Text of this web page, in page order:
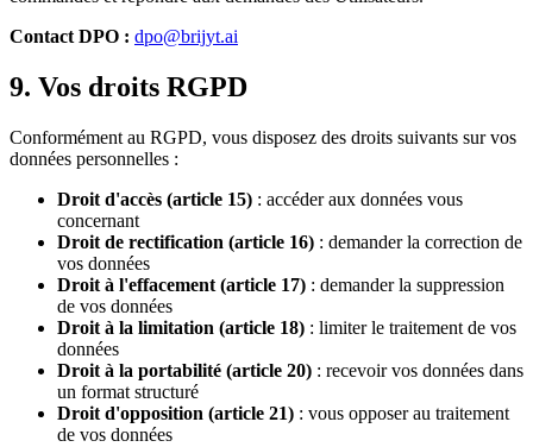
Contact DPO : dpo@brijyt.ai
9. Vos droits RGPD
Conformément au RGPD, vous disposez des droits suivants sur vos
données personnelles :
Droit d'accès (article 15) : accéder aux données vous
concernant
Droit de rectification (article 16) : demander la correction de
vos données
Droit à l'effacement (article 17) : demander la suppression
de vos données
Droit à la limitation (article 18) : limiter le traitement de vos
données
Droit à la portabilité (article 20) : recevoir vos données dans
un format structuré
Droit d'opposition (article 21) : vous opposer au traitement
de vos données